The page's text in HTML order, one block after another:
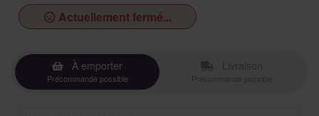
Actuellement fermé...
À emporter
Précommande possible